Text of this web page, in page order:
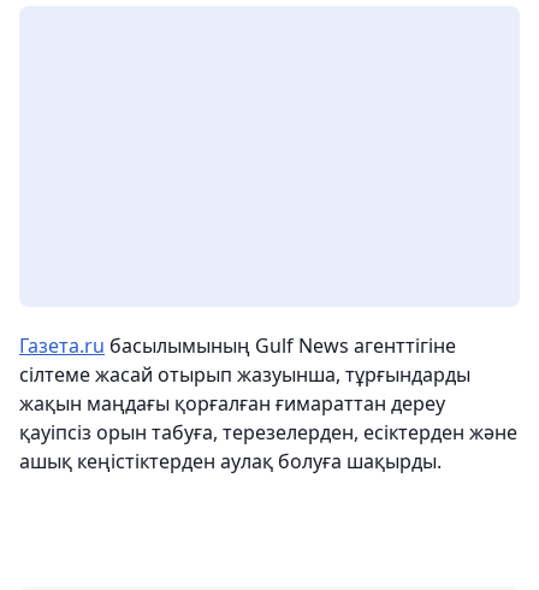
Газета.ru басылымының Gulf News агенттігіне
сілтеме жасай отырып жазуынша, тұрғындарды
жақын маңдағы қорғалған ғимараттан дереу
қауіпсіз орын табуға, терезелерден, есіктерден және
ашық кеңістіктерден аулақ болуға шақырды.